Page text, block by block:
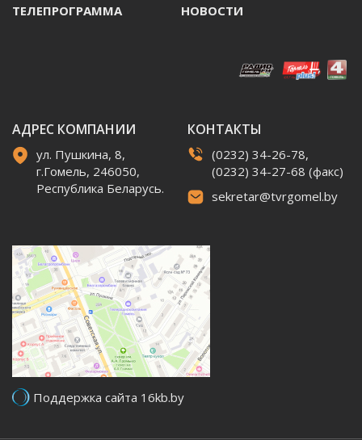
ТЕЛЕПРОГРАММА НОВОСТИ
АДРЕС КОМПАНИИ
ул. Пушкина, 8,
г.Гомель, 246050,
Республика Беларусь.
КОНТАКТЫ
(0232) 34-26-78,
(0232) 34-27-68 (факс)
sekretar@tvrgomel.by
Поддержка сайта 16kb.by